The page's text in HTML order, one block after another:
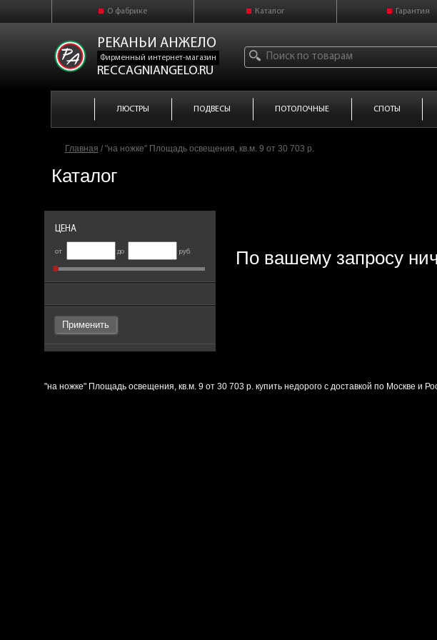
О фабрике Каталог Гарантия
РЕКАНЬИ АНЖЕЛО
Фирменный интернет-магазин
RECCAGNIANGELO.RU
ЛЮСТРЫ ПОДВЕСЫ ПОТОЛОЧНЫЕ СПОТЫ
Главная / "на ножке" Площадь освещения, кв.м. 9 от 30 703 р.
Каталог
По вашему запросу
ЦЕНА
от до руб.
Применить
"на ножке" Площадь освещения, кв.м. 9 от 30 703 р. купить недорого с доставкой по Москве и